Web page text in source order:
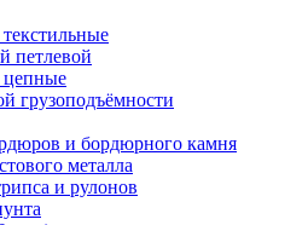
петлевой
цепные
грузоподъёмности
и бордюрного камня
металла
и рулонов